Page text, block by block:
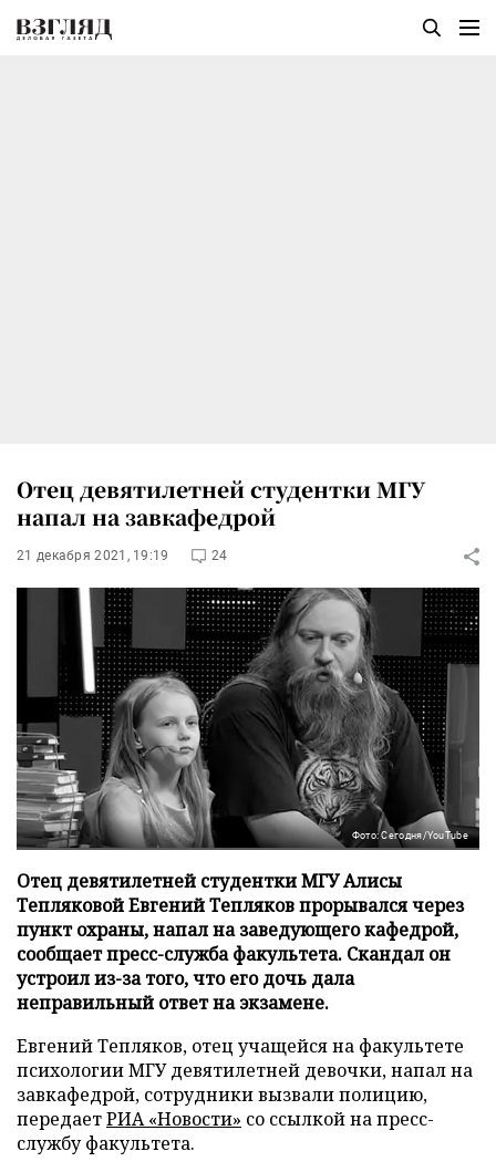
Отец девятилетней студентки МГУ
напал на завкафедрой
21 декабря 2021, 19:19 24
Фото: Сегодня/YouTube
Отец девятилетней студентки МГУ Алисы
Тепляковой Евгений Тепляков прорывался через
пункт охраны, напал на заведующего кафедрой,
сообщает пресс-служба факультета. Скандал он
устроил из-за того, что его дочь дала
неправильный ответ на экзамене.
Евгений Тепляков, отец учащейся на факультете
психологии МГУ девятилетней девочки, напал на
завкафедрой, сотрудники вызвали полицию,
передаетРИА «Новости» со ссылкой на пресс-
службу факультета.